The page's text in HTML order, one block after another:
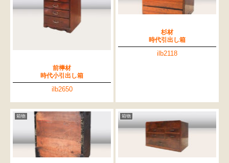
前﨔材
時代小引出し箱
ilb2650
杉材
時代引出し箱
ilb2118
箱物 箱物